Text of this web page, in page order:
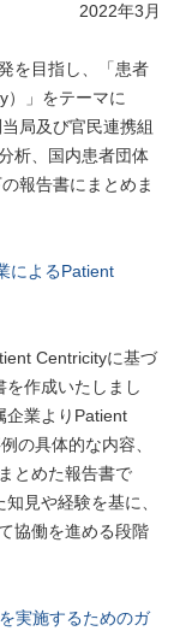
2022年3月
を目指し、「患者
）」をテーマに
局及び官民連携組
析、国内患者団体
報告書にまとめま
によるPatient
Centricityに基づ
を作成いたしまし
企業よりPatient
の具体的な内容、
とめた報告書で
見や経験を基に、
協働を進める段階
実施するためのガ